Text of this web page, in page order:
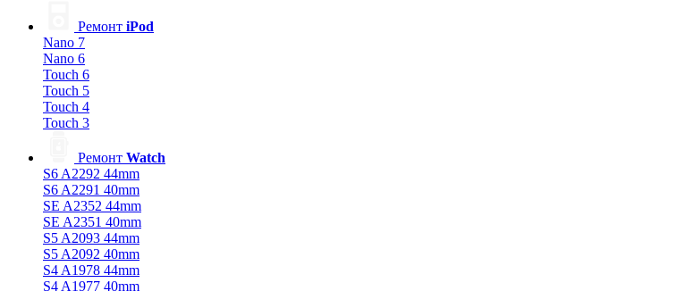
Ремонт iPod
Nano 7
Nano 6
Touch 6
Touch 5
Touch 4
Touch 3
Ремонт Watch
S6 A2292 44mm
S6 A2291 40mm
SE A2352 44mm
SE A2351 40mm
S5 A2093 44mm
S5 A2092 40mm
S4 A1978 44mm
S4 A1977 40mm